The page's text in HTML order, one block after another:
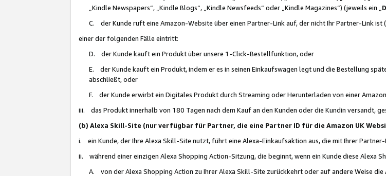
„Kindle Newspapers“, „Kindle Blogs“, „Kindle Newsfeeds“ oder „Kindle Magazines“) (jeweils ein „
C. der Kunde ruft eine Amazon-Website über einen Partner-Link auf, der nicht Ihr Partner-Link ist
einer der folgenden Fälle eintritt:
D. der Kunde kauft ein Produkt über unsere 1-Click-Bestellfunktion, oder
E. der Kunde kauft ein Produkt, indem er es in seinen Einkaufswagen legt und die Bestellung
abschließt, oder
F. der Kunde erwirbt ein Digitales Produkt durch Streaming oder Herunterladen von einer
iii. das Produkt innerhalb von 180 Tagen nach dem Kauf an den Kunden oder die Kundin versandt,
(b) Alexa Skill-Site (nur verfügbar für Partner, die eine Partner ID für die Amazon UK
i. ein Kunde, der Ihre Alexa Skill-Site nutzt, führt eine Alexa-Einkaufsaktion aus, die mit Ihrer Partner-
ii. während einer einzigen Alexa Shopping Action-Sitzung, die beginnt, wenn ein Kunde diese Alexa
A. von der Alexa Shopping Action zu Ihrer Alexa Skill-Site zurückkehrt oder auf andere Weise